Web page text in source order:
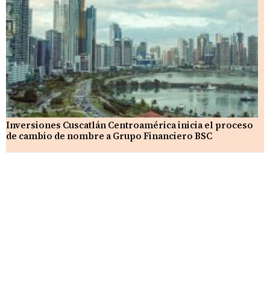
Inversiones Cuscatlán Centroamérica inicia el proceso
de cambio de nombre a Grupo Financiero BSC